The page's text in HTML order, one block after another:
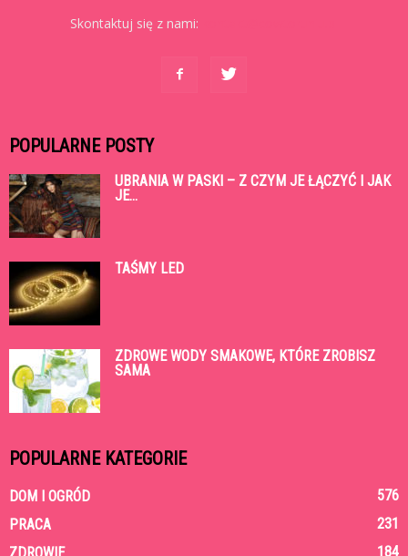
Skontaktuj się z nami:
POPULARNE POSTY
UBRANIA W PASKI – Z CZYM JE ŁĄCZYĆ I JAK
JE...
TAŚMY LED
ZDROWE WODY SMAKOWE, KTÓRE ZROBISZ
SAMA
POPULARNE KATEGORIE
DOM I OGRÓD
576
PRACA
231
184